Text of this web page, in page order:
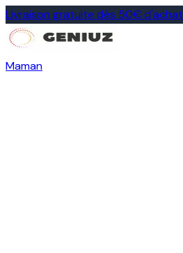
Livraison gratuite dès 50€ d'achat
Maman